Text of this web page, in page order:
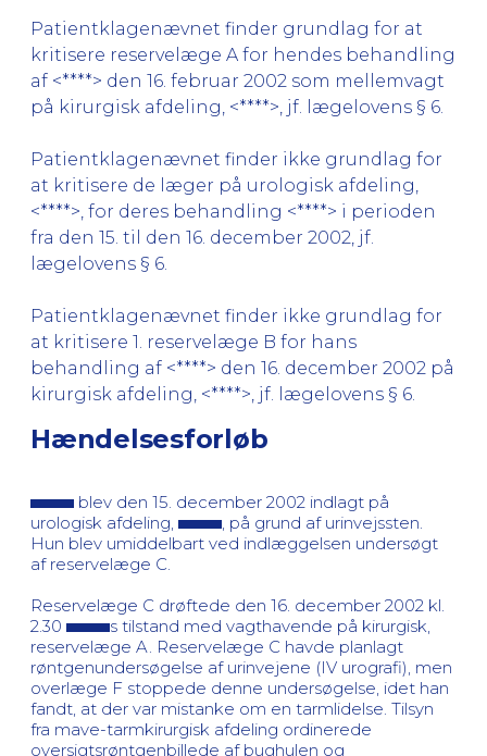
Patientklagenævnet finder grundlag for at
kritisere reservelæge A for hendes behandling
af <****> den 16. februar 2002 som mellemvagt
på kirurgisk afdeling, <****>, jf. lægelovens § 6.
Patientklagenævnet finder ikke grundlag for
at kritisere de læger på urologisk afdeling,
<****>, for deres behandling <****> i perioden
fra den 15. til den 16. december 2002, jf.
lægelovens § 6.
Patientklagenævnet finder ikke grundlag for
at kritisere 1. reservelæge B for hans
behandling af <****> den 16. december 2002 på
kirurgisk afdeling, <****>, jf. lægelovens § 6.
Hændelsesforløb
blev den 15. december 2002 indlagt på
urologisk afdeling,
, på grund af urinvejssten.
Hun blev umiddelbart ved indlæggelsen undersøgt
af reservelæge C.
Reservelæge C drøftede den 16. december 2002 kl.
2.30
s tilstand med vagthavende på kirurgisk,
reservelæge A. Reservelæge C havde planlagt
røntgenundersøgelse af urinvejene (IV urografi), men
overlæge F stoppede denne undersøgelse, idet han
fandt, at der var mistanke om en tarmlidelse. Tilsyn
fra mave-tarmkirurgisk afdeling ordinerede
oversigtsrøntgenbillede af bughulen og